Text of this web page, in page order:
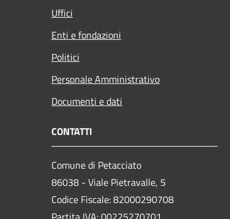
Uffici
Enti e fondazioni
Politici
Personale Amministrativo
Documenti e dati
CONTATTI
Comune di Petacciato
86038 - Viale Pietravalle, 5
Codice Fiscale: 82000290708